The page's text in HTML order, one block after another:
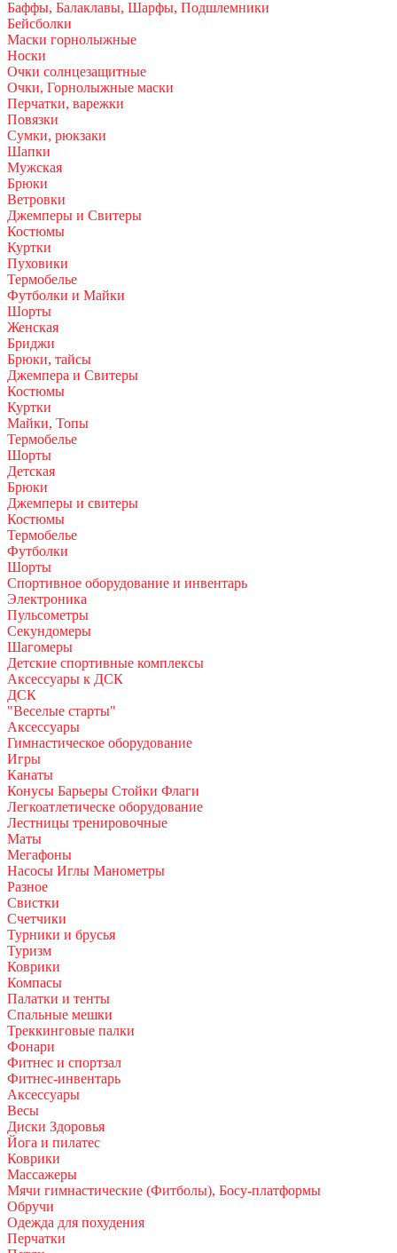
Баффы, Балаклавы, Шарфы, Подшлемники
Бейсболки
Маски горнолыжные
Носки
Очки солнцезащитные
Очки, Горнолыжные маски
Перчатки, варежки
Повязки
Сумки, рюкзаки
Шапки
Мужская
Брюки
Ветровки
Джемперы и Свитеры
Костюмы
Куртки
Пуховики
Термобелье
Футболки и Майки
Шорты
Женская
Бриджи
Брюки, тайсы
Джемпера и Свитеры
Костюмы
Куртки
Майки, Топы
Термобелье
Шорты
Детская
Брюки
Джемперы и свитеры
Костюмы
Термобелье
Футболки
Шорты
Спортивное оборудование и инвентарь
Электроника
Пульсометры
Секундомеры
Шагомеры
Детские спортивные комплексы
Аксессуары к ДСК
ДСК
"Веселые старты"
Аксессуары
Гимнастическое оборудование
Игры
Канаты
Конусы Барьеры Стойки Флаги
Легкоатлетическе оборудование
Лестницы тренировочные
Маты
Мегафоны
Насосы Иглы Манометры
Разное
Свистки
Счетчики
Турники и брусья
Туризм
Коврики
Компасы
Палатки и тенты
Спальные мешки
Треккинговые палки
Фонари
Фитнес и спортзал
Фитнес-инвентарь
Аксессуары
Весы
Диски Здоровья
Йога и пилатес
Коврики
Массажеры
Мячи гимнастические (Фитболы), Босу-платформы
Обручи
Одежда для похудения
Перчатки